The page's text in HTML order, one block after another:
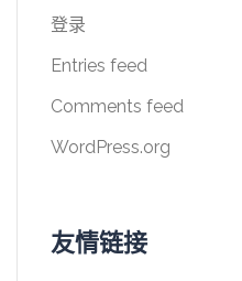
登录
Entries feed
Comments feed
WordPress.org
友情链接